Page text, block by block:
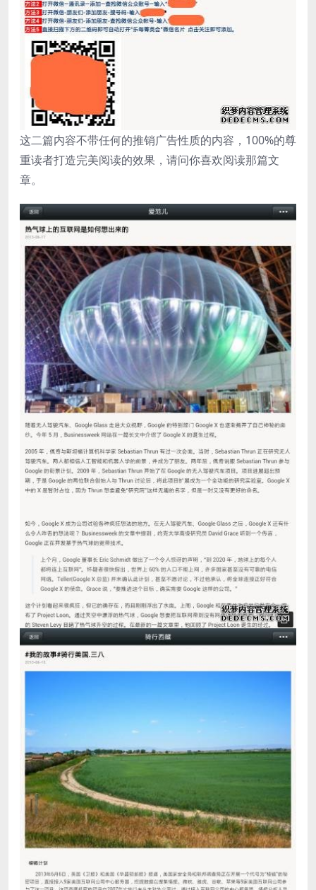
这二篇内容不带任何的推销广告性质的内容，100%的尊
重读者打造完美阅读的效果，请问你喜欢阅读那篇文
章。